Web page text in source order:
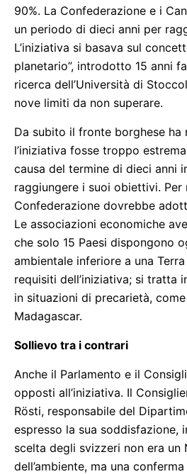
90%. La Confederazione e i
un periodo di dieci anni per
L’iniziativa si basava sul
planetario”, introdotto 15 anni
ricerca dell’Università di
nove limiti da non superare.
Da subito il fronte borghese ha
l’iniziativa fosse troppo
causa del termine di dieci anni
raggiungere i suoi obiettivi. Per
Confederazione dovrebbe
Le associazioni economiche
che solo 15 Paesi dispongono
ambientale inferiore a una
requisiti dell’iniziativa; si tratta
in situazioni di precarietà,
Madagascar.
Sollievo tra i contrari
Anche il Parlamento e il
opposti all’iniziativa. Il
Rösti, responsabile del
espresso la sua soddisfazione,
scelta degli svizzeri non era un
dell’ambiente, ma una